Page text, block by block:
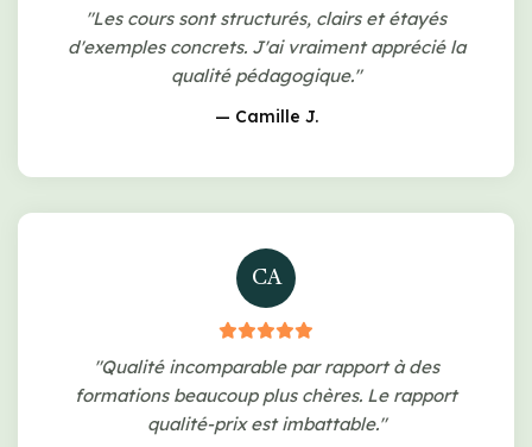
"Les cours sont structurés, clairs et étayés
d'exemples concrets. J'ai vraiment apprécié la
qualité pédagogique."
— Camille J.
CA
"Qualité incomparable par rapport à des
formations beaucoup plus chères. Le rapport
qualité-prix est imbattable."